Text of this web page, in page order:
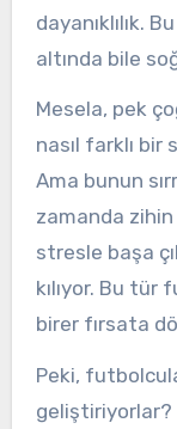
dayanıklılık.
altında bile
Mesela, pek
nasıl farklı bir
Ama bunun
zamanda
stresle başa
kılıyor. Bu tür
birer fırsata
Peki,
geliştiriyorlar?